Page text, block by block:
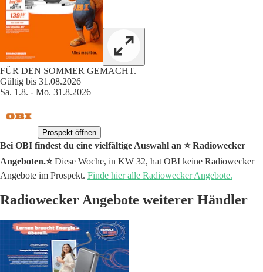
FÜR DEN SOMMER GEMACHT.
Gültig bis 31.08.2026
Sa. 1.8. - Mo. 31.8.2026
Prospekt öffnen
Bei OBI findest du eine vielfältige Auswahl an ⭐️ Radiowecker
Angeboten.⭐️Diese Woche, in KW 32, hat OBI keine Radiowecker
Angebote im Prospekt. Finde hier alle Radiowecker Angebote.
Radiowecker Angebote weiterer Händler